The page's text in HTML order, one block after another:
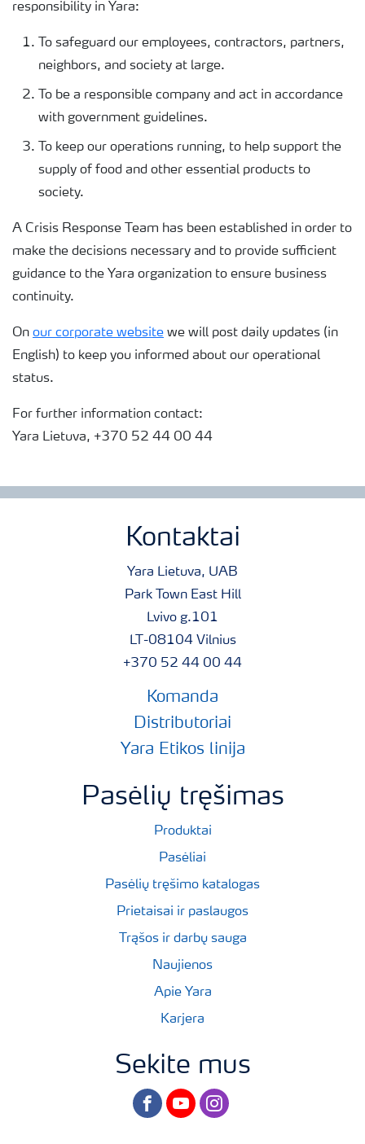
responsibility in Yara:
To safeguard our employees, contractors, partners,
neighbors, and society at large.
To be a responsible company and act in accordance
with government guidelines.
To keep our operations running, to help support the
supply of food and other essential products to
society.
A Crisis Response Team has been established in order to
make the decisions necessary and to provide sufficient
guidance to the Yara organization to ensure business
continuity.
On our corporate website we will post daily updates (in
English) to keep you informed about our operational
status.
For further information contact:
Yara Lietuva, +370 52 44 00 44
Kontaktai
Yara Lietuva, UAB
Park Town East Hill
Lvivo g.101
LT-08104 Vilnius
+370 52 44 00 44
Komanda
Distributoriai
Yara Etikos linija
Pasėlių tręšimas
Produktai
Pasėliai
Pasėlių tręšimo katalogas
Prietaisai ir paslaugos
Trąšos ir darbų sauga
Naujienos
Apie Yara
Karjera
Sekite mus
facebookyoutubeinstagram